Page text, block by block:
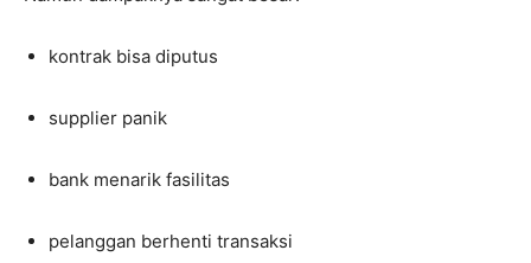
kontrak bisa diputus
supplier panik
bank menarik fasilitas
pelanggan berhenti transaksi